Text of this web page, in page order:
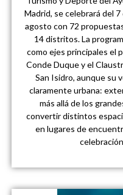
Madrid, se celebrará del
agosto con 72
14 distritos. La
como ejes principales el
Conde Duque y el
San Isidro, aunque su
claramente urbana:
más allá de los
convertir distintos
en lugares de